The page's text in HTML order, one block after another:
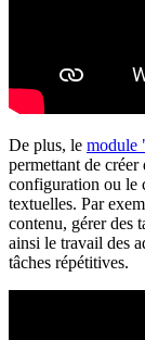
De plus, le module
permettant de créer
configuration ou le
textuelles. Par
contenu, gérer des
ainsi le travail des
tâches répétitives.